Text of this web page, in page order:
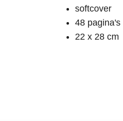
softcover
48 pagina's
22 x 28 cm